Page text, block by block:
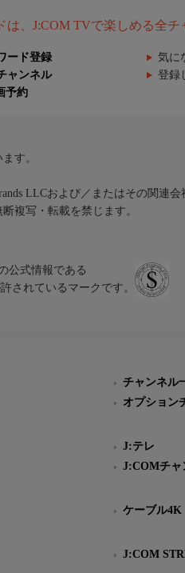
は、J:COM TVで楽しめる全
ード登録 気に
ャンネル 登録
予約
す。
LLCおよび／またはその関連
複写・転載を禁じます。
公式情報である
されているマークです。
チャンネル
オプション
J:テレ
J:COMチャ
ケーブル4K
J:COM